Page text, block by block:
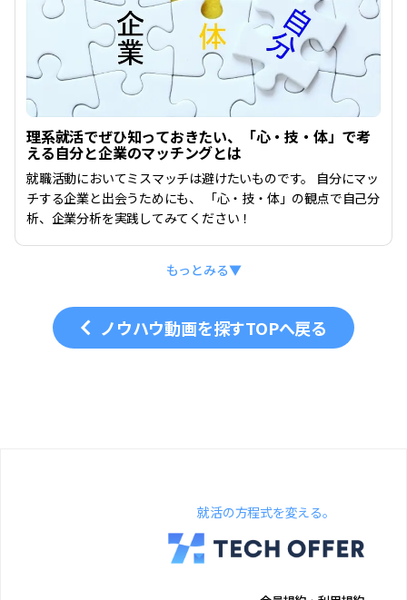
理系就活でぜひ知っておきたい、「心・技・体」で考
える自分と企業のマッチングとは
就職活動においてミスマッチは避けたいものです。 自分にマッ
チする企業と出会うためにも、 「心・技・体」の観点で自己分
析、企業分析を実践してみてください！
もっとみる▼
ノウハウ動画を探すTOPへ戻る
就活の方程式を変える。